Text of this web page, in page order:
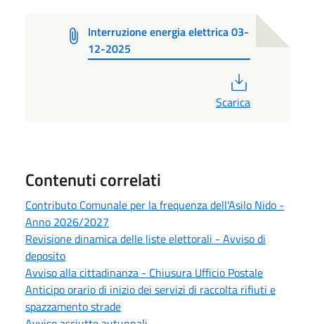
Interruzione energia elettrica 03-
12-2025
Scarica
Contenuti correlati
Contributo Comunale per la frequenza dell'Asilo Nido -
Anno 2026/2027
Revisione dinamica delle liste elettorali - Avviso di
deposito
Avviso alla cittadinanza - Chiusura Ufficio Postale
Anticipo orario di inizio dei servizi di raccolta rifiuti e
spazzamento strade